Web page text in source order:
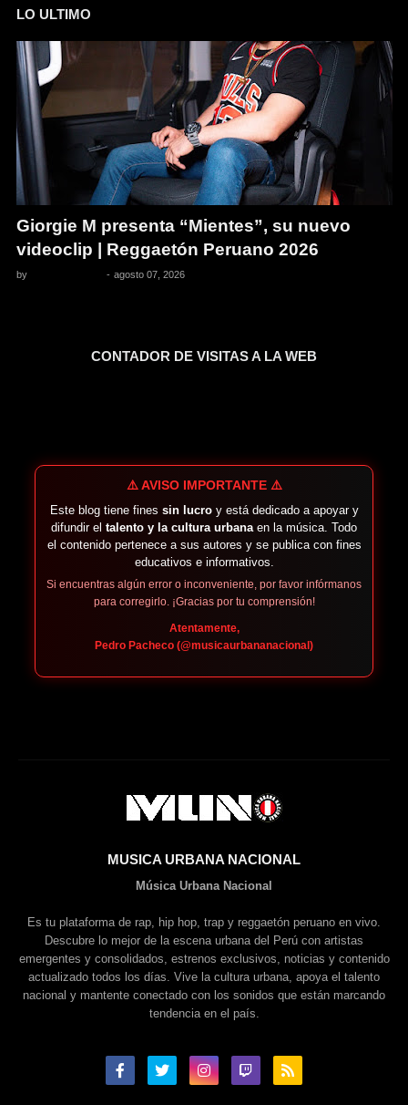
LO ULTIMO
Giorgie M presenta “Mientes”, su nuevo
videoclip | Reggaetón Peruano 2026
by - agosto 07, 2026
CONTADOR DE VISITAS A LA WEB
⚠️ AVISO IMPORTANTE ⚠️
Este blog tiene fines sin lucroy está dedicado a apoyar y
difundir el talento y la cultura urbanaen la música. Todo
el contenido pertenece a sus autores y se publica con fines
educativos e informativos.
Si encuentras algún error o inconveniente, por favor infórmanos
para corregirlo. ¡Gracias por tu comprensión!
Atentamente,
Pedro Pacheco (@musicaurbananacional)
MUSICA URBANA NACIONAL
Música Urbana Nacional
Es tu plataforma de rap, hip hop, trap y reggaetón peruano en vivo.
Descubre lo mejor de la escena urbana del Perú con artistas
emergentes y consolidados, estrenos exclusivos, noticias y contenido
actualizado todos los días. Vive la cultura urbana, apoya el talento
nacional y mantente conectado con los sonidos que están marcando
tendencia en el país.